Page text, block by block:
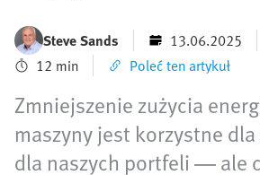
Steve Sands
13.06.2025
12 min
Poleć ten artykuł
Zmniejszenie zużycia
maszyny jest korzystne
dla naszych portfeli — ale